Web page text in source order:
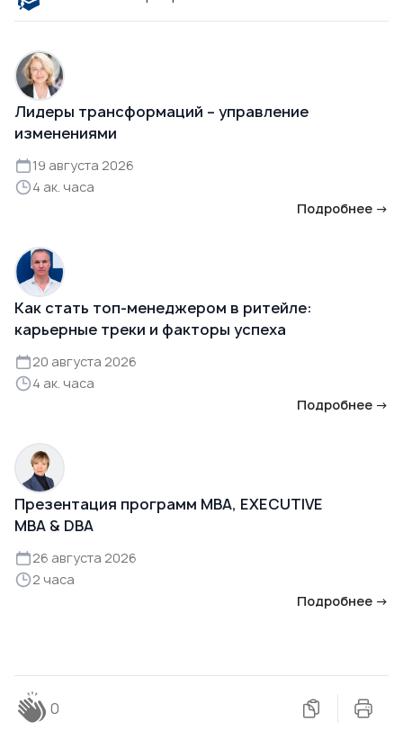
Лидеры трансформаций – управление
изменениями
19 августа 2026
4 ак. часа
Подробнее →
Как стать топ-менеджером в ритейле:
карьерные треки и факторы успеха
20 августа 2026
4 ак. часа
Подробнее →
Презентация программ MBA, EXECUTIVE
MBA & DBA
26 августа 2026
2 часа
Подробнее →
0